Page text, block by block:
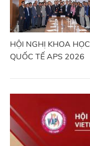
HỘI NGHỊ KHOA HỌC
QUỐC TẾ APS 2026